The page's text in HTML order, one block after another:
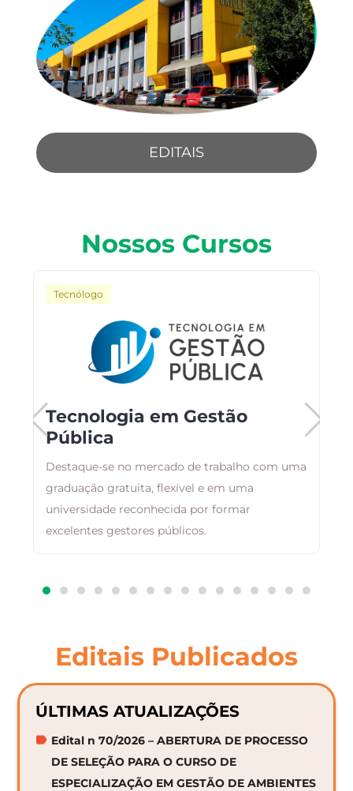
EDITAIS
Nossos Cursos
Tecnólogo
Tecnologia em Gestão
Pública
Destaque-se no mercado de trabalho com uma
graduação gratuita, flexível e em uma
universidade reconhecida por formar
excelentes gestores públicos.
Editais Publicados
ÚLTIMAS ATUALIZAÇÕES
Edital n 70/2026 – ABERTURA DE PROCESSO
DE SELEÇÃO PARA O CURSO DE
ESPECIALIZAÇÃO EM GESTÃO DE AMBIENTES